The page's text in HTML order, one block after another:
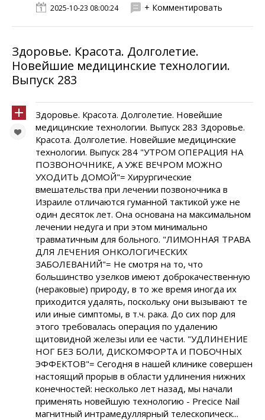
2025-10-23 08:00:24 + Комментировать
Здоровье. Красота. Долголетие.
Новейшие медицинские технологии.
Выпуск 283
Здоровье. Красота. Долголетие. Новейшие
медицинские технологии. Выпуск 283 Здоровье.
Красота. Долголетие. Новейшие медицинские
технологии. Выпуск 284 "УТРОМ ОПЕРАЦИЯ НА
ПОЗВОНОЧНИКЕ, А УЖЕ ВЕЧРОМ МОЖНО
УХОДИТЬ ДОМОЙ"= Хирургические
вмешательства при лечении позвоночника в
Израиле отличаются гуманной тактикой уже не
один десяток лет. Она основана на максимальном
лечении недуга и при этом минимально
травматичным для больного. "ЛИМОННАЯ ТРАВА
ДЛЯ ЛЕЧЕНИЯ ОНКОЛОГИЧЕСКИХ
ЗАБОЛЕВАНИЙ"= Не смотря на то, что
большинство узелков имеют доброкачественную
(нераковые) природу, в то же время иногда их
приходится удалять, поскольку они вызывают те
или иные симптомы, в т.ч. рака. До сих пор для
этого требовалась операция по удалению
щитовидной железы или ее части. "УДЛИНЕНИЕ
НОГ БЕЗ БОЛИ, ДИСКОМФОРТА И ПОБОЧНЫХ
ЭФФЕКТОВ"= Сегодня в нашей клинике совершен
настоящий прорыв в области удлинения нижних
конечностей: несколько лет назад, мы начали
применять новейшую технологию - Preciсe Nail
магнитный интрамедуллярный телескопическ...